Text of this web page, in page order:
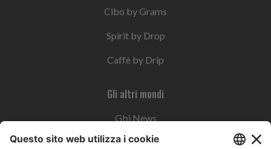
Cibo by Grams
Spirit by Drop
Caffè by Drip
Gli altri mondi
Gbi News
Instoremag